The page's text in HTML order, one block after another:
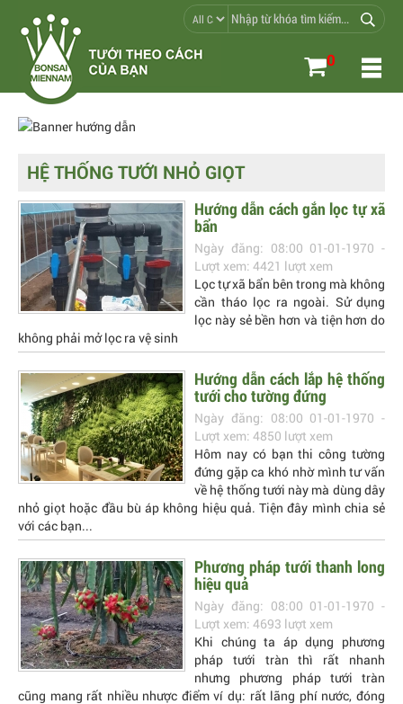
0
HỆ THỐNG TƯỚI NHỎ GIỌT
Hướng dẫn cách gắn lọc tự xã
bẩn
Ngày đăng: 08:00 01-01-1970 -
Lượt xem: 4421 lượt xem
Lọc tự xã bẩn bên trong mà không
cần tháo lọc ra ngoài. Sử dụng
lọc này sẻ bền hơn và tiện hơn do
không phải mở lọc ra vệ sinh
Hướng dẫn cách lắp hệ thống
tưới cho tường đứng
Ngày đăng: 08:00 01-01-1970 -
Lượt xem: 4850 lượt xem
Hôm nay có bạn thi công tường
đứng gặp ca khó nhờ mình tư vấn
về hệ thống tưới này mà dùng dây
nhỏ giọt hoặc đầu bù áp không hiệu quả. Tiện đây mình chia sẻ
với các bạn...
Phương pháp tưới thanh long
hiệu quả
Ngày đăng: 08:00 01-01-1970 -
Lượt xem: 4693 lượt xem
Khi chúng ta áp dụng phương
pháp tưới tràn thì rất nhanh
nhưng phương pháp tưới tràn
cũng mang rất nhiều nhược điểm ví dụ: rất lãng phí nước, đóng